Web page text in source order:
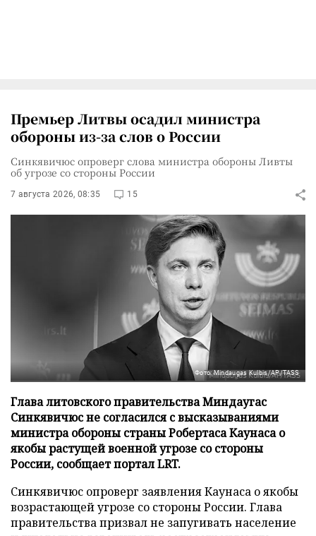
Премьер Литвы осадил министра
обороны из-за слов о России
Синкявичюс опроверг слова министра обороны Ливты
об угрозе со стороны России
7 августа 2026, 08:35 15
Фото: Mindaugas Kulbis/AP/TASS
Глава литовского правительства Миндаугас
Синкявичюс не согласился с высказываниями
министра обороны страны Робертаса Каунаса о
якобы растущей военной угрозе со стороны
России, сообщает портал LRT.
Синкявичюс опроверг заявления Каунаса о якобы
возрастающей угрозе со стороны России. Глава
правительства призвал не запугивать население